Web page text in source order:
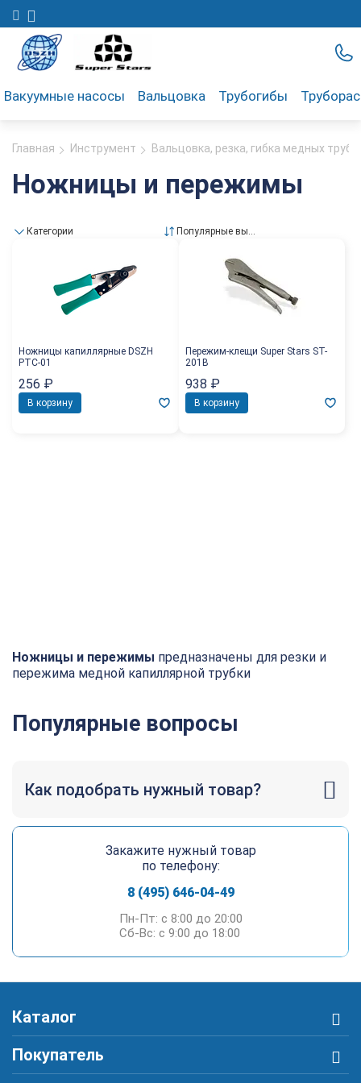
Вакуумные насосы Вальцовка Трубогибы
Ножницы и пережимы
Главная Инструмент Вальцовка, резка, гибка медных труб
Категории Популярные выше
Ножницы капиллярные DSZH
PTC-01
256 ₽
В корзину
Пережим-клещи Super Stars ST-
201B
938 ₽
В корзину
Ножницы и пережимы предназначены для резки и
пережима медной капиллярной трубки
Популярные вопросы
Как подобрать нужный товар?
Закажите нужный товар
по телефону:
8 (495) 646-04-49
Пн-Пт: c 8:00 до 20:00
Сб-Вс: c 9:00 до 18:00
Каталог
Покупатель